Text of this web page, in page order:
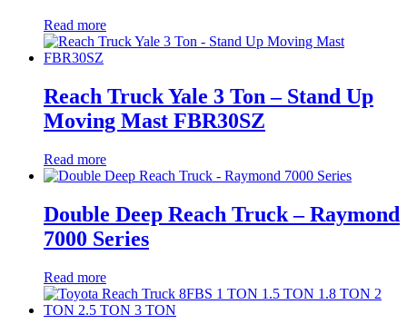
Read more
Reach Truck Yale 3 Ton – Stand Up
Moving Mast FBR30SZ
Read more
Double Deep Reach Truck – Raymond
7000 Series
Read more